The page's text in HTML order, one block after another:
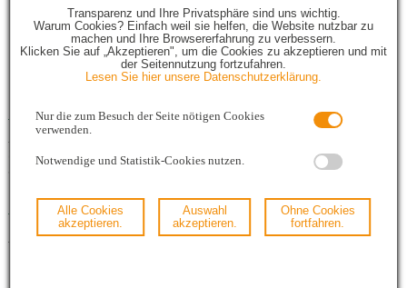
Impressum
Angaben gemäß § 5 TMG:
Abfallwirtschaftsbetrieb Nationalparklandkreis Birkenfeld
Schlossallee 9
55765 Birkenfeld
Vertreten durch:
Werkleiter/Geschäftsführer Holger Schäfer
Transparenz und Ihre Privatsphäre sind uns wichtig.
Warum Cookies? Einfach weil sie helfen, die Website nutzbar zu
machen und Ihre Browsererfahrung zu verbessern.
Klicken Sie auf „Akzeptieren", um die Cookies zu akzeptieren und mit
der Seitennutzung fortzufahren.
Lesen Sie hier unsere Datenschutzerklärung.
Nur die zum Besuch der Seite nötigen Cookies
verwenden.
Notwendige und Statistik-Cookies nutzen.
Alle Cookies
akzeptieren.
Auswahl
akzeptieren.
Ohne Cookies
fortfahren.